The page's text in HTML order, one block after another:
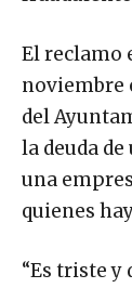
El reclamo
noviembre
del
la deuda
una
quienes
“Es triste y